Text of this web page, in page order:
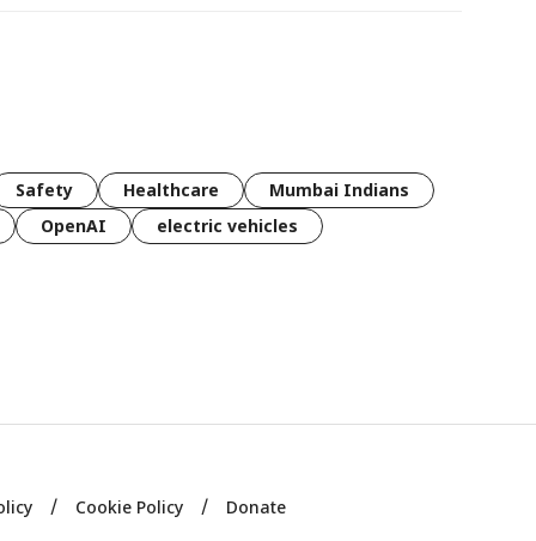
Safety Healthcare
Mumbai Indians
OpenAI
electric vehicles
Cookie Policy Donate